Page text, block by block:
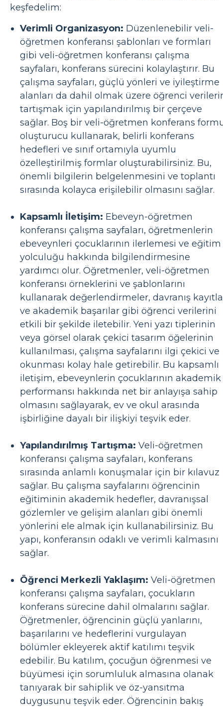
keşfedelim:
Verimli Organizasyon: Düzenlenebilir veli-
öğretmen konferansı şablonları ve formları
gibi veli-öğretmen konferansı çalışma
sayfaları, konferans sürecini kolaylaştırır. Bu
çalışma sayfaları, güçlü yönleri ve iyileştirme
alanları da dahil olmak üzere öğrenci
tartışmak için yapılandırılmış bir çerçeve
sağlar. Boş bir veli-öğretmen konferans
oluşturucu kullanarak, belirli konferans
hedefleri ve sınıf ortamıyla uyumlu
özelleştirilmiş formlar oluşturabilirsiniz. Bu,
önemli bilgilerin belgelenmesini ve toplantı
sırasında kolayca erişilebilir olmasını sağlar.
Kapsamlı İletişim: Ebeveyn-öğretmen
konferansı çalışma sayfaları, öğretmenlerin
ebeveynleri çocuklarının ilerlemesi ve eğitim
yolculuğu hakkında bilgilendirmesine
yardımcı olur. Öğretmenler, veli-öğretmen
konferansı örneklerini ve şablonlarını
kullanarak değerlendirmeler, davranış
ve akademik başarılar gibi öğrenci verilerini
etkili bir şekilde iletebilir. Yeni yazı tiplerinin
veya görsel olarak çekici tasarım öğelerinin
kullanılması, çalışma sayfalarını ilgi çekici ve
okunması kolay hale getirebilir. Bu kapsamlı
iletişim, ebeveynlerin çocuklarının akademik
performansı hakkında net bir anlayışa sahip
olmasını sağlayarak, ev ve okul arasında
işbirliğine dayalı bir ilişkiyi teşvik eder.
Yapılandırılmış Tartışma: Veli-öğretmen
konferansı çalışma sayfaları, konferans
sırasında anlamlı konuşmalar için bir kılavuz
sağlar. Bu çalışma sayfalarını öğrencinin
eğitiminin akademik hedefler, davranışsal
gözlemler ve gelişim alanları gibi önemli
yönlerini ele almak için kullanabilirsiniz. Bu
yapı, konferansın odaklı ve verimli kalmasını
sağlar.
Öğrenci Merkezli Yaklaşım: Veli-öğretmen
konferansı çalışma sayfaları, çocukların
konferans sürecine dahil olmalarını sağlar.
Öğretmenler, öğrencinin güçlü yanlarını,
başarılarını ve hedeflerini vurgulayan
bölümler ekleyerek aktif katılımı teşvik
edebilir. Bu katılım, çocuğun öğrenmesi ve
büyümesi için sorumluluk almasına olanak
tanıyarak bir sahiplik ve öz-yansıtma
duygusunu teşvik eder. Öğrencinin bakış